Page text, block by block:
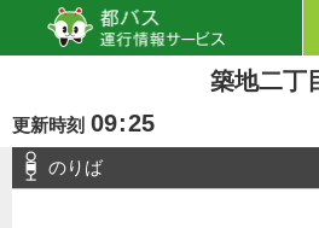
築地二丁
更新時刻 09:25
のりば